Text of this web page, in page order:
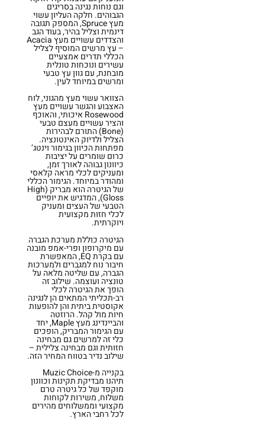
וגם נוחות נגינה בסריגים
הגבוהים. חלקה העליון עשוי
מעץ Spruce, המספק תגובה
דינמית וצליל בהיר, בעוד הגב
והצדדים עשויים מעץ Acacia
– עץ מרשים המוסיף לצליל
הכללי תדרים אמצעיים
עשירים ונוכחות טונלית
מובחנת, עם גוון עץ טבעי
ומרשים במיוחד לעין.
הצוואר עשוי מעץ מהגוני, לוח
האצבוע והגשר עשויים מעץ
Rosewood איכותי, והאוכף
והציר עשויים מעצם טבעי
(Bone) התורם לבהירות
הצליל ולדיוק האינטונציה.
מפתחות הכיוון בגימור וינטג’
כרום שומרים על יציבות
כיוונון גבוהה לאורך זמן,
ומעניקים לכלי מראה קלאסי
ומהודר במיוחד. הגימור הכללי
של הגיטרה הוא מבריק (High
Gloss), המדגיש את יופיים
הטבעי של העצים ומעניק
לכלי חזות מקצועית
ויוקרתית.
הגיטרה כוללת מערכת הגברה
עם מיקרופון ופרי-אמפ מובנה
עם בקרת EQ, המאפשרת
חיבור נוח למגברים ולמערכות
הגברה, עם שליטה מלאה על
טונציה ועוצמה. שילוב זה
הופך את הגיטרה לכלי
רב-תכליתי המתאים הן לנגינה
אקוסטית ביתית והן להופעות
חיות מול קהל. הרוזטה
והביינדינג מעץ Maple, יחד
עם הגימור המבריק, הופכים
כלי זה למרשים גם מבחינה
חזותית וגם מבחינה צלילית –
שילוב נדיר בטווח המחיר הזה.
בקנייה מ-Muzic Choice
תיהנו מבדיקת תקינות וכוונון
מוקפד של כל גיטרה טרם
משלוח, משירות לקוחות
מקצועי וממשלוחים מהירים
לכל רחבי הארץ.